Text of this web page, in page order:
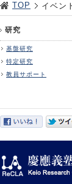
TOP イベン
研究
基盤研究
特定研究
教員サポート